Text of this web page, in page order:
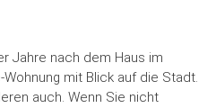
Jahre nach dem Haus im
mit Blick auf die Stadt.
auch. Wenn Sie nicht